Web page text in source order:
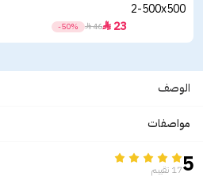
23

46

-50%
الوصف
مواصفات
517 تقييم